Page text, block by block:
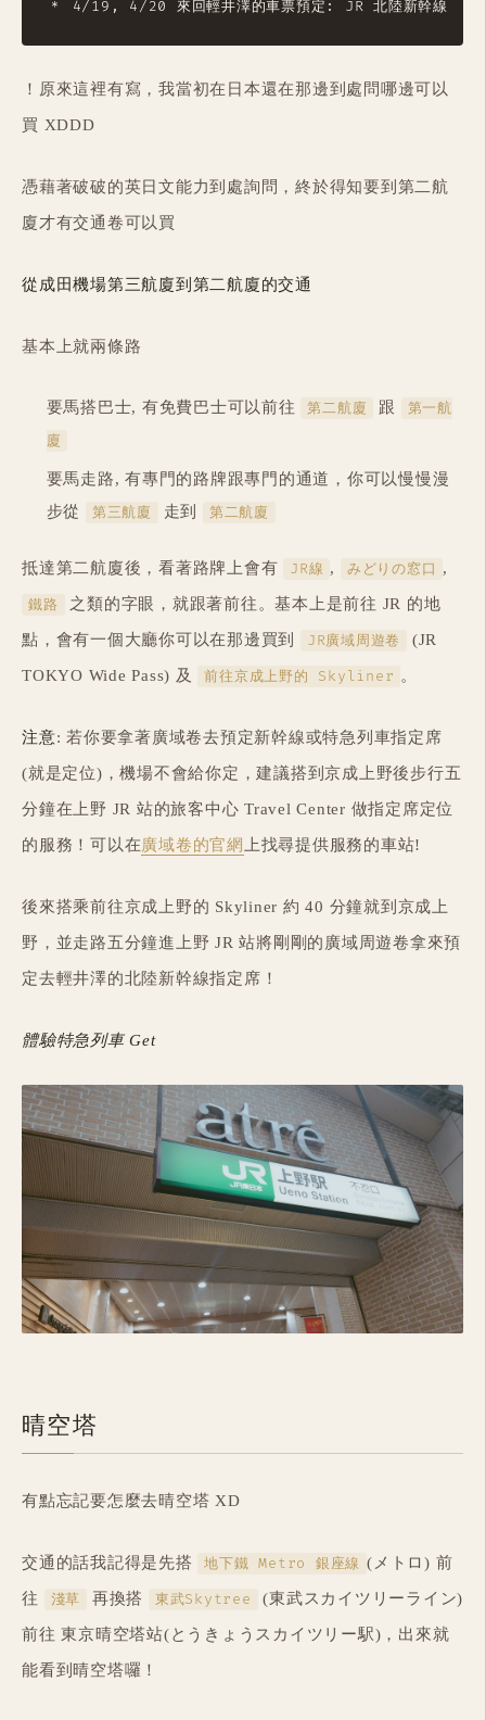
！原來這裡有寫，我當初在日本還在那邊到處問哪邊可以
買 XDDD
憑藉著破破的英日文能力到處詢問，終於得知要到第二航
廈才有交通卷可以買
從成田機場第三航廈到第二航廈的交通
基本上就兩條路
要馬搭巴士, 有免費巴士可以前往 第二航廈 跟
第一航
廈
要馬走路, 有專門的路牌跟專門的通道，你可以慢慢漫
步從
第三航廈 走到 第二航廈
抵達第二航廈後，看著路牌上會有 JR線 , みどりの窓口 ,
鐵路 之類的字眼，就跟著前往。基本上是前往 JR 的地
點，會有一個大廳你可以在那邊買到 JR廣域周遊卷 (JR
TOKYO Wide Pass) 及 前往京成上野的 Skyliner 。
注意: 若你要拿著廣域卷去預定新幹線或特急列車指定席
(就是定位)，機場不會給你定，建議搭到京成上野後步行五
分鐘在上野 JR 站的旅客中心 Travel Center 做指定席定位
的服務！可以在廣域卷的官網 上找尋提供服務的車站!
後來搭乘前往京成上野的 Skyliner 約 40 分鐘就到京成上
野，並走路五分鐘進上野 JR 站將剛剛的廣域周遊卷拿來預
定去輕井澤的北陸新幹線指定席！
體驗特急列車 Get
晴空塔
有點忘記要怎麼去晴空塔 XD
交通的話我記得是先搭 地下鐵 Metro 銀座線 (メトロ) 前
往 淺草 再換搭 東武Skytree (東武スカイツリーライン)
前往 東京晴空塔站(とうきょうスカイツリー駅)，出來就
能看到晴空塔囉！